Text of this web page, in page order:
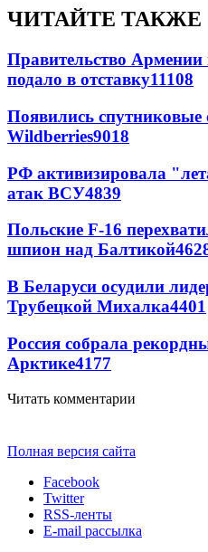
ЧИТАЙТЕ ТАКЖЕ
Правительство
подало в отставку11108
Появились спутниковые
Wildberries9018
РФ активизировала
атак ВСУ4839
Польские F-16
шпион над Балтикой
В Беларуси осудили
Трубецкой Михалка4401
Россия собрала
Арктике4177
Читать комментарии
Полная версия сайта
Facebook
Twitter
RSS-ленты
E-mail рассылка